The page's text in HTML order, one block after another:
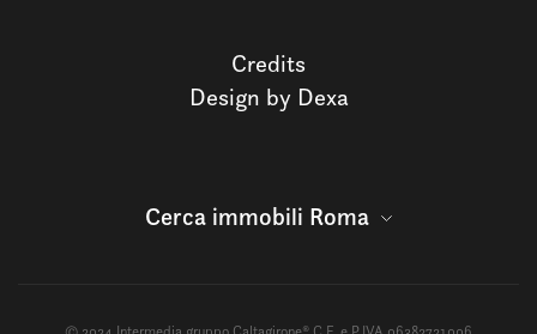
Credits
Design by Dexa
Cerca immobili Roma